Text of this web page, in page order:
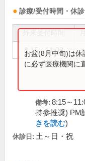
診療/受付時間・休診
8:15～11:00 ●
お盆(8月中旬)は
に必ず医療機関に
備考: 8:15～
持参推奨) PM
きを読む)
休診日: 土～日・祝